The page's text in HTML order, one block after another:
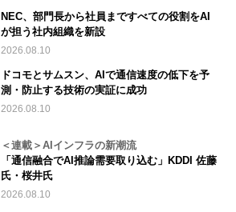
NEC、部門長から社員まですべての役割をAI
が担う社内組織を新設
2026.08.10
ドコモとサムスン、AIで通信速度の低下を予
測・防止する技術の実証に成功
2026.08.10
＜連載＞AIインフラの新潮流
「通信融合でAI推論需要取り込む」KDDI 佐藤
氏・桜井氏
2026.08.10